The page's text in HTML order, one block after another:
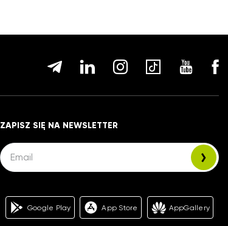
ZAPISZ SIĘ NA NEWSLETTER
Google Play App Store AppGallery